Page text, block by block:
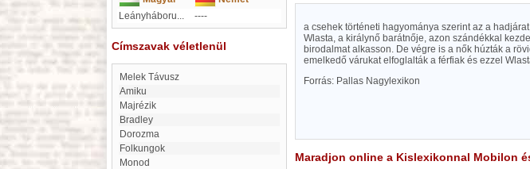
Leányháboru...
----
Címszavak véletlenül
Melek Távusz
Amiku
majrézik
Bradley
Dorozma
Folkungok
Monod
a csehek történeti hagyománya szerint az a
Wlasta, a királynő barátnője, azon szándékkal
birodalmat alkasson. De végre is a nők húzták a
emelkedő várukat elfoglalták a férfiak és ezzel
Forrás: Pallas Nagylexikon
Maradjon online a Kislexikonnal Mobilon